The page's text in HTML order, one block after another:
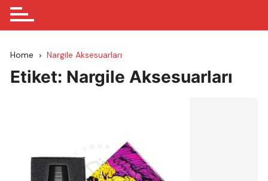
Home Nargile Aksesuarları
Etiket: Nargile Aksesuarları